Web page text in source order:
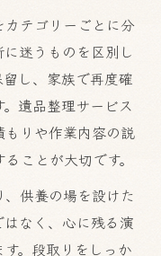
テゴリーごとに分
迷うものを区別し
し、家族で再度確
遺品整理サービス
りや作業内容の説
ことが大切です。
供養の場を設けた
なく、心に残る演
。段取りをしっか